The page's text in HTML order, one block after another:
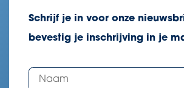
Schrijf je in voor onze
bevestig je inschrijving in je